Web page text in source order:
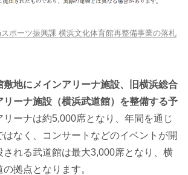
ポーツ振興課 横浜文化体育館再整備事業の落札
敷地にメインアリーナ施設、旧横浜総合
リーナ施設（横浜武道館）を整備する予
リーナは約5,000席となり、年間を通じ
はなく、コンサートなどのイベントが開
される武道館は最大3,000席となり、横
拠点となります。